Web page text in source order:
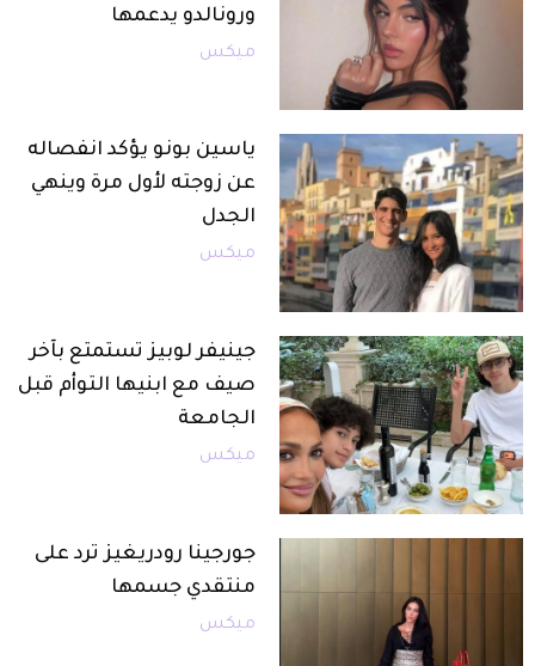
ورونالدو يدعمها
ميكس
ياسين بونو يؤكد انفصاله
عن زوجته لأول مرة وينهي
الجدل
ميكس
جينيفر لوبيز تستمتع بآخر
صيف مع ابنيها التوأم قبل
الجامعة
ميكس
جورجينا رودريغيز ترد على
منتقدي جسمها
ميكس